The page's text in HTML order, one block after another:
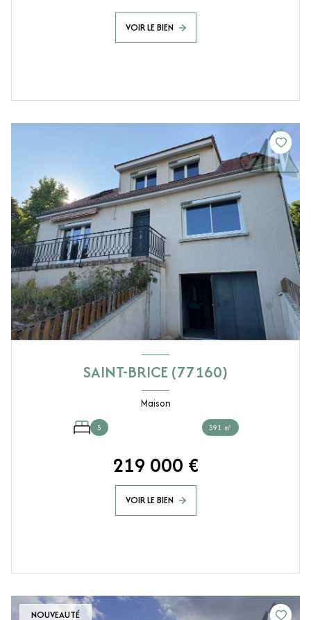
VOIR LE BIEN
SAINT-BRICE (77160)
Maison
5 591 ㎡
219 000 €
VOIR LE BIEN
NOUVEAUTÉ